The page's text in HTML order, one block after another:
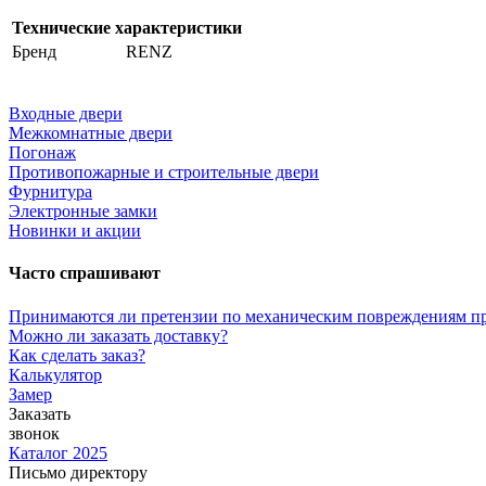
Технические характеристики
Бренд
RENZ
Входные двери
Межкомнатные двери
Погонаж
Противопожарные и строительные двери
Фурнитура
Электронные замки
Новинки и акции
Часто спрашивают
Принимаются ли претензии по механическим повреждениям
Можно ли заказать доставку?
Как сделать заказ?
Калькулятор
Замер
Заказать
звонок
Каталог 2025
Письмо директору